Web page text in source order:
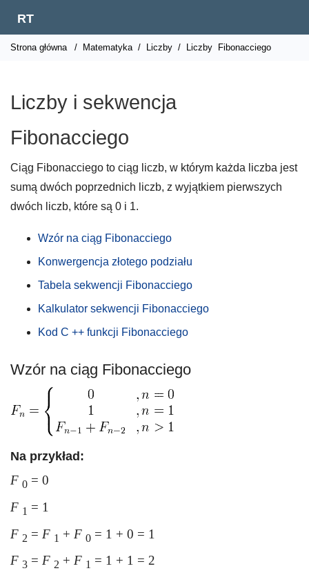
RT
Strona główna / Matematyka / Liczby / Liczby Fibonacciego
Liczby i sekwencja
Fibonacciego
Ciąg Fibonacciego to ciąg liczb, w którym każda liczba jest
sumą dwóch poprzednich liczb, z wyjątkiem pierwszych
dwóch liczb, które są 0 i 1.
Wzór na ciąg Fibonacciego
Konwergencja złotego podziału
Tabela sekwencji Fibonacciego
Kalkulator sekwencji Fibonacciego
Kod C ++ funkcji Fibonacciego
Wzór na ciąg Fibonacciego
Na przykład:
F 0 = 0
F 1 = 1
F 2 = F 1 + F 0 = 1 + 0 = 1
F 3 = F 2 + F 1 = 1 + 1 = 2